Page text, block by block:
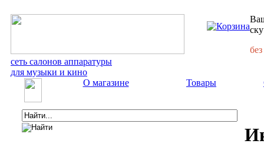
сеть салонов аппаратуры
для музыки и кино
О магазине Товары